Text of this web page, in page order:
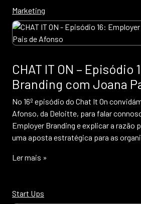
Marketing
CHAT IT ON – Episódio
Branding com Joana
No 16º episódio do Chat It On
Afonso, da Deloitte, para falar
Employer Branding e explicar a razão
uma aposta estratégica para as
Ler mais »
Start Ups